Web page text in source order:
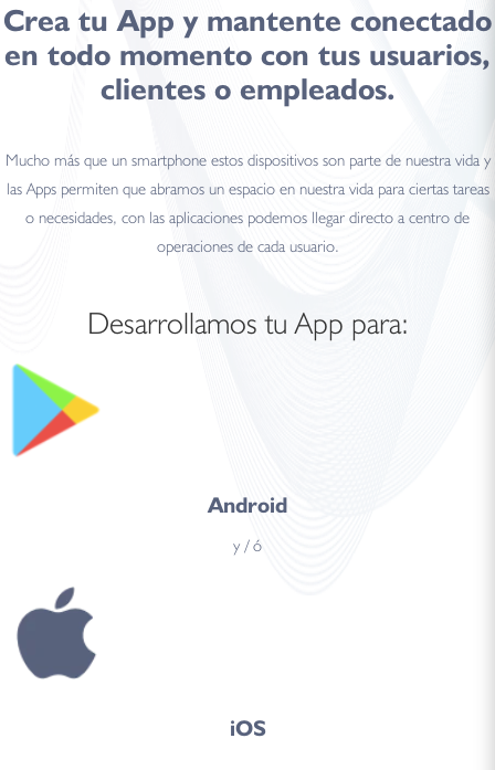
Crea tuApp y mantente conectado
en todo momento con tus usuarios,
clientes o empleados.
Mucho más que un smartphone estos dispositivos son parte de nuestra vida y
las Apps permiten que abramos un espacio en nuestra vida para ciertas tareas
o necesidades, con las aplicaciones podemos llegar directo a centro de
operaciones de cada usuario.
Desarrollamos tu App para:
Android
y / ó
iOS